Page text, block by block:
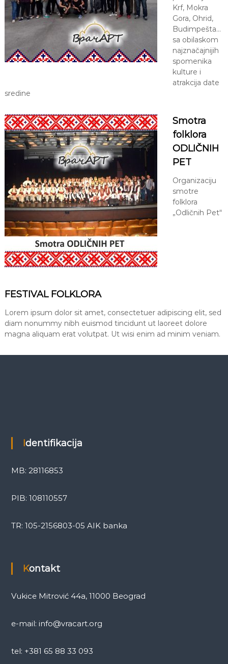
Krf, Mokra
Gora, Ohrid,
Budimpešta…
sa obilaskom
najznačajnijih
spomenika
kulture i
atrakcija date
sredine
Smotra
folklora
ODLIČNIH
PET
Organizaciju
smotre
folklora
„Odličnih Pet“
FESTIVAL FOLKLORA
Lorem ipsum dolor sit amet, consectetuer adipiscing elit, sed
diam nonummy nibh euismod tincidunt ut laoreet dolore
magna aliquam erat volutpat. Ut wisi enim ad minim veniam.
Identifikacija
MB: 28116853
PIB: 108110557
TR: 105-2156803-05 AIK banka
Kontakt
Vukice Mitrović 44a, 11000 Beograd
e-mail: info@vracart.org
tel: +381 65 88 33 093